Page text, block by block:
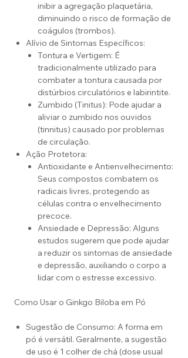
inibir a agregação plaquetária,
diminuindo o risco de formação de
coágulos (trombos).
Alívio de Sintomas Específicos:
Tontura e Vertigem: É
tradicionalmente utilizado para
combater a tontura causada por
distúrbios circulatórios e labirintite.
Zumbido (Tinitus): Pode ajudar a
aliviar o zumbido nos ouvidos
(tinnitus) causado por problemas
de circulação.
Ação Protetora:
Antioxidante e Antienvelhecimento:
Seus compostos combatem os
radicais livres, protegendo as
células contra o envelhecimento
precoce.
Ansiedade e Depressão: Alguns
estudos sugerem que pode ajudar
a reduzir os sintomas de ansiedade
e depressão, auxiliando o corpo a
lidar com o estresse excessivo.
Como Usar o Ginkgo Biloba em Pó
Sugestão de Consumo: A forma em
pó é versátil. Geralmente, a sugestão
de uso é 1 colher de chá (dose usual